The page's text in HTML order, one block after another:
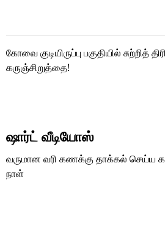
கோவை குடியிருப்பு பகுதியில் சுற்றித்
கருஞ்சிறுத்தை!
ஷார்ட் வீடியோஸ்
வருமான வரி கணக்கு தாக்கல் செய்ய
நாள்